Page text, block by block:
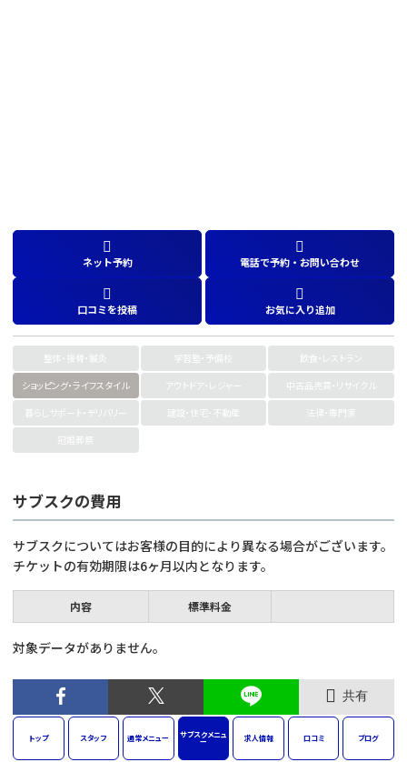
ネット予約 電話で予約・お問い合わせ
口コミを投稿 お気に入り追加
整体・接骨・鍼灸 学習塾・予備校
飲食・レストラン
ショッピング・ライフスタイル
アウトドア・レジャー
中古品売買・リサイクル
暮らしサポート・デリバリー
建設・住宅・不動産
法律・専門家
冠婚葬祭
サブスクの費用
サブスクについてはお客様の目的により異なる場合がございます。
チケットの有効期限は6ヶ月以内となります。
内容 標準料金
対象データがありません。
共有
トップ スタッフ 通常メニュー サブスクメニュ
ー 求人情報 口コミ ブログ